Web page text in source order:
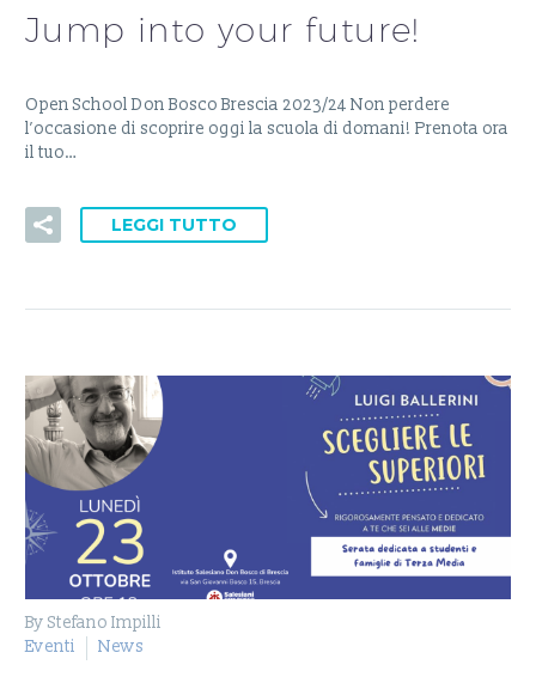
Jump into your future!
Open School Don Bosco Brescia 2023/24 Non perdere
l’occasione di scoprire oggi la scuola di domani! Prenota ora
il tuo…
LEGGI TUTTO
By Stefano Impilli
Eventi
News